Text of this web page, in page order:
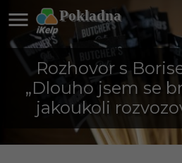
Pokladna

Rozhovor s
„Dlouho jsem se
jakoukoli